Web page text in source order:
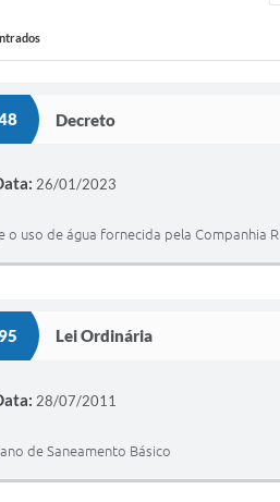
Decreto
26/01/2023
o uso de água fornecida pela Companhia
Lei Ordinária
28/07/2011
de Saneamento Básico